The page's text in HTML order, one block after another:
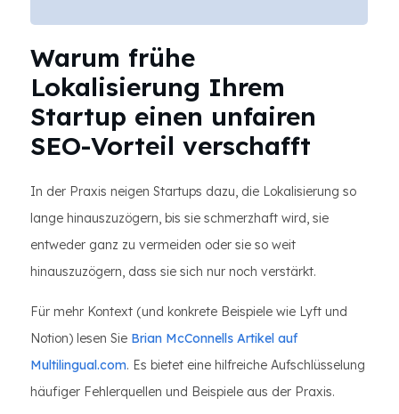
Warum frühe
Lokalisierung Ihrem
Startup einen unfairen
SEO-Vorteil verschafft
In der Praxis neigen Startups dazu, die Lokalisierung so
lange hinauszuzögern, bis sie schmerzhaft wird, sie
entweder ganz zu vermeiden oder sie so weit
hinauszuzögern, dass sie sich nur noch verstärkt.
Für mehr Kontext (und konkrete Beispiele wie Lyft und
Notion) lesen Sie Brian McConnells Artikel auf
Multilingual.com. Es bietet eine hilfreiche Aufschlüsselung
häufiger Fehlerquellen und Beispiele aus der Praxis.